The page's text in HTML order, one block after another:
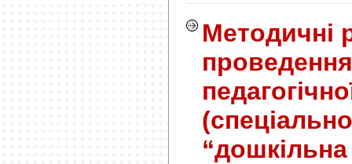
Методичні
“дошкільна